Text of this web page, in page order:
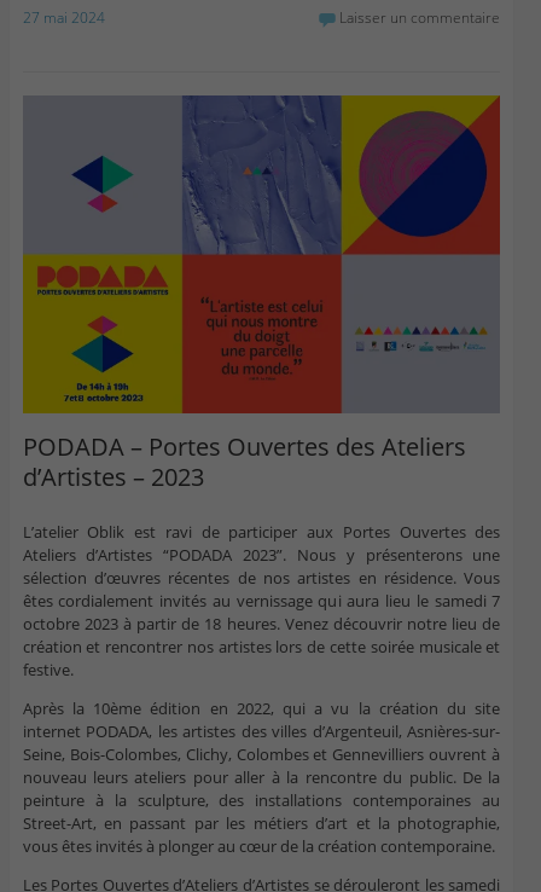
27 mai 2024 Laisser un commentaire
PODADA – Portes Ouvertes des Ateliers
d’Artistes – 2023
L’atelier Oblik est ravi de participer aux Portes Ouvertes des
Ateliers d’Artistes “PODADA 2023”. Nous y présenterons une
sélection d’œuvres récentes de nos artistes en résidence. Vous
êtes cordialement invités au vernissage qui aura lieu le samedi 7
octobre 2023 à partir de 18 heures. Venez découvrir notre lieu de
création et rencontrer nos artistes lors de cette soirée musicale et
festive.
Après la 10ème édition en 2022, qui a vu la création du site
internet PODADA, les artistes des villes d’Argenteuil, Asnières-sur-
Seine, Bois-Colombes, Clichy, Colombes et Gennevilliers ouvrent à
nouveau leurs ateliers pour aller à la rencontre du public. De la
peinture à la sculpture, des installations contemporaines au
Street-Art, en passant par les métiers d’art et la photographie,
vous êtes invités à plonger au cœur de la création contemporaine.
Les Portes Ouvertes d’Ateliers d’Artistes se dérouleront les samedi